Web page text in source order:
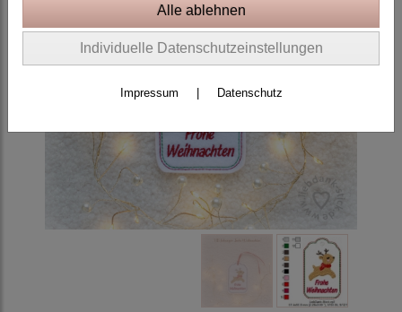
Individuelle Datenschutzeinstellungen
Impressum Datenschutz